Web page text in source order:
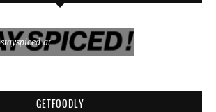
stayspiced.at
GETFOODLY